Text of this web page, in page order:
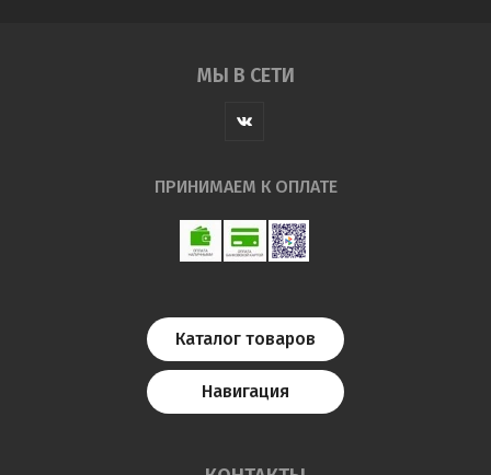
МЫ В СЕТИ
ПРИНИМАЕМ К ОПЛАТЕ
Каталог товаров
Навигация